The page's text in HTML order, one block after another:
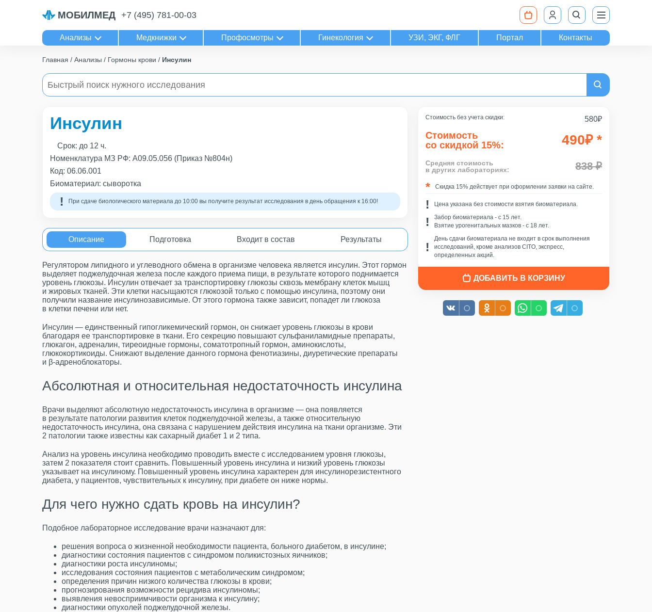
МОБИЛМЕД +7 (495) 781-00-03
Анализы Медкнижки Профосмотры Гинекология УЗИ, ЭКГ, ФЛГ Портал Контакты
Главная Анализы Гормоны крови Инсулин
Стоимость без учета скидки: 580₽
Стоимость
со скидкой 15%:
490₽ *
Средняя стоимость
в других лабораториях:
838 ₽
Скидка 15% действует при оформлении заявки на сайте.
Цена указана без стоимости взятия биоматериала.
Забор биоматериала - c 15 лет.
Взятие урогенитальных мазков - с 18 лет.
День сдачи биоматериала не входит в срок выполнения
исследований, кроме анализов CITO, экспресс,
определенных акций.
ДОБАВИТЬ В КОРЗИНУ
Инсулин
Срок: до 12 ч.
Номенклатура МЗ РФ: A09.05.056 (Приказ №804н)
Код: 06.06.001
Биоматериал: сыворотка
При сдаче биологического материала до 10:00 вы получите результат исследования в день обращения к 16:00!
Описание Подготовка Входит в состав Результаты
Регулятором липидного и углеводного обмена в организме человека является инсулин. Этот гормон
выделяет поджелудочная железа после каждого приема пищи, в результате которого поднимается
уровень глюкозы. Инсулин отвечает за транспортировку глюкозы сквозь мембрану клеток мышц
и жировых тканей. Эти клетки насыщаются глюкозой только с помощью инсулина, поэтому они
получили название инсулинозависимые. От этого гормона также зависит, попадет ли глюкоза
в клетки печени или нет.
Инсулин — единственный гипогликемический гормон, он снижает уровень глюкозы в крови
благодаря ее транспортировке в ткани. Его секрецию повышают сульфаниламидные препараты,
глюкагон, адреналин, тиреоидные гормоны, соматотропный гормон, аминокислоты,
глюкокортикоиды. Снижают выделение данного гормона фенотиазины, диуретические препараты
и β-адреноблокаторы.
Абсолютная и относительная недостаточность инсулина
Врачи выделяют абсолютную недостаточность инсулина в организме — она появляется
в результате патологии развития клеток поджелудочной железы, а также относительную
недостаточность инсулина, она связана с нарушением действия инсулина на ткани организме. Эти
2 патологии также известны как сахарный диабет 1 и 2 типа.
Анализ на уровень инсулина необходимо проводить вместе с исследованием уровня глюкозы,
затем 2 показателя стоит сравнить. Повышенный уровень инсулина и низкий уровень глюкозы
указывает на инсулиному. Повышенный уровень инсулина характерен для инсулинорезистентного
диабета, у пациентов, чувствительных к инсулину, при диабете он ниже нормы.
Для чего нужно сдать кровь на инсулин?
Подобное лабораторное исследование врачи назначают для:
решения вопроса о жизненной необходимости пациента, больного диабетом, в инсулине;
диагностики состояния пациентов с синдромом поликистозных яичников;
диагностики роста инсулиномы;
исследования состояния пациентов с метаболическим синдромом;
определения причин низкого количества глюкозы в крови;
прогнозирования возможности рецидива инсулиномы;
выявления невосприимчивости организма к инсулину;
диагностики опухолей поджелудочной железы.